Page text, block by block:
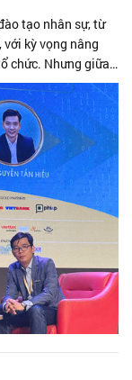
tạo nhân sự, từ
với kỳ vọng nâng
chức. Nhưng giữa